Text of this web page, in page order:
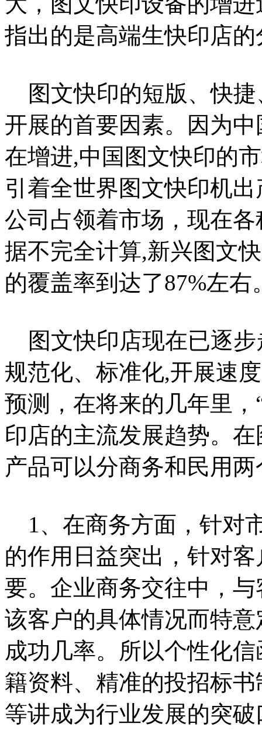
指出的是高端生快印店
图文快印的短版、快捷
开展的首要因素。因为
在增进,中国图文快印的
引着全世界图文快印机
公司占领着市场，现在
据不完全计算,新兴图文
的覆盖率到达了87%左右
图文快印店现在已逐步
规范化、标准化,开展速
预测，在将来的几年里
印店的主流发展趋势。
产品可以分商务和民用
1、在商务方面，针对
的作用日益突出，针对
要。企业商务交往中，
该客户的具体情况而特
成功几率。所以个性化
籍资料、精准的投招标
等讲成为行业发展的突破